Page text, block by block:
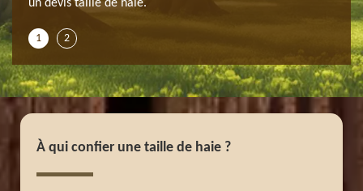
un devis taille de haie.
1 2
À qui confier une taille de haie ?